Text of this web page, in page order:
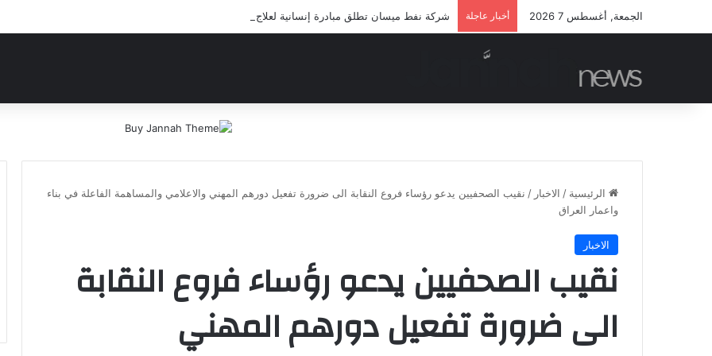
الجمعة, أغسطس 7 2026 أخبار عاجلة شركة نفط ميسان تطلق مبادرة إنسانية لعلاج أيتام مدرسة كافل اليتيم
الرئيسية / الاخبار / نقيب الصحفيين يدعو رؤساء فروع النقابة الى ضرورة تفعيل دورهم المهني والاعلامي والمساهمة الفاعلة في بناء
واعمار العراق
الاخبار
نقيب الصحفيين يدعو رؤساء فروع النقابة
الى ضرورة تفعيل دورهم المهني